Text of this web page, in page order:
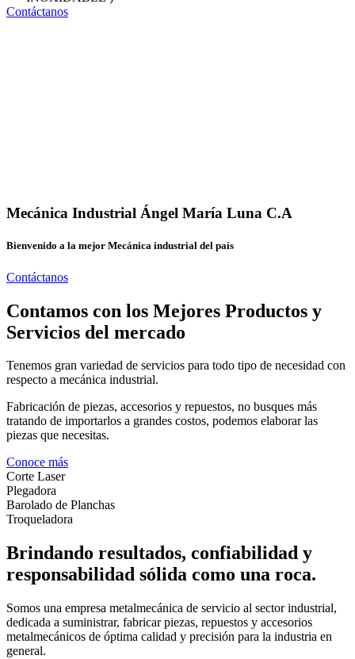
Contáctanos
Mecánica Industrial Ángel María Luna C.A
Bienvenido a la mejor Mecánica industrial del país
Contáctanos
Contamos con los Mejores Productos y
Servicios del mercado
Tenemos gran variedad de servicios para todo tipo de necesidad con
respecto a mecánica industrial.
Fabricación de piezas, accesorios y repuestos, no busques más
tratando de importarlos a grandes costos, podemos elaborar las
piezas que necesitas.
Conoce más
Corte Laser
Plegadora
Barolado de Planchas
Troqueladora
Brindando resultados, confiabilidad y
responsabilidad sólida como una roca.
Somos una empresa metalmecánica de servicio al sector industrial,
dedicada a suministrar, fabricar piezas, repuestos y accesorios
metalmecánicos de óptima calidad y precisión para la industria en
general.